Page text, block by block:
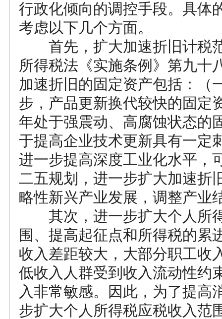
行政化倾向的调控手段。具体
考虑以下几个方面。
首先，扩大加速折旧计税
所得税法《实施条例》第九十
加速折旧的固定资产包括：（
步，产品更新换代较快的固定
年处于强震动、高腐蚀状态的
于提高企业技术更新具有一定
进一步提高深度工业化水平，
二五规划，进一步扩大加速折
略性新兴产业发展，调整产业
其次，进一步扩大个人所
围、提高起征点和所得税的累
收入差距较大，大部分职工收
低收入人群受到收入流动性约
入非常敏感。因此，为了提高
步扩大个人所得税应税收入范